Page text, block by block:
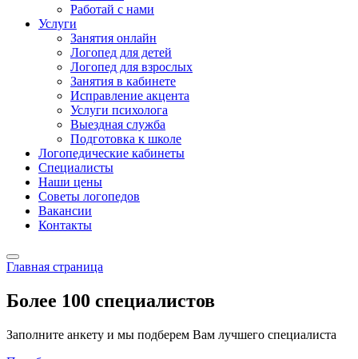
Работай с нами
Услуги
Занятия онлайн
Логопед для детей
Логопед для взрослых
Занятия в кабинете
Исправление акцента
Услуги психолога
Выездная служба
Подготовка к школе
Логопедические кабинеты
Специалисты
Наши цены
Советы логопедов
Вакансии
Контакты
Главная страница
Более 100 специалистов
Заполните анкету и мы подберем Вам лучшего специалиста